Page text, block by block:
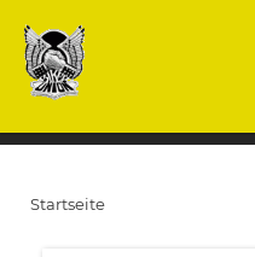
zum
Inhalt
Startseite